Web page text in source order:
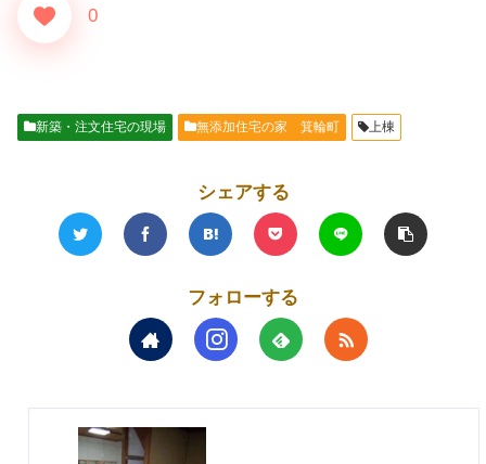
0
新築・注文住宅の現場 無添加住宅の家 箕輪町 上棟
シェアする
フォローする